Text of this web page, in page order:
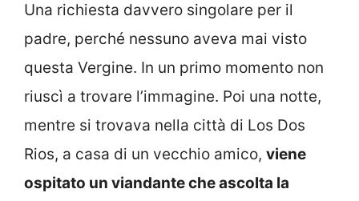
Una richiesta davvero singolare per il
padre, perché nessuno aveva mai visto
questa Vergine. In un primo momento non
riuscì a trovare l’immagine. Poi una notte,
mentre si trovava nella città di Los Dos
Rios, a casa di un vecchio amico, viene
ospitato un viandante che ascolta la